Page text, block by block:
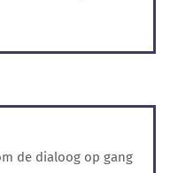
de dialoog op gang